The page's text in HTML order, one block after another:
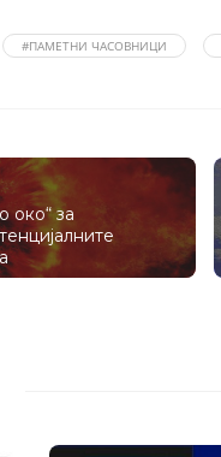
#ПАМЕТНИ ЧАСОВНИЦИ
око“ за